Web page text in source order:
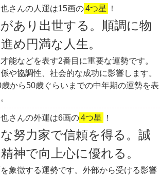
さんの人運は15画の4つ星 ！
があり出世する。順調に物
め円満な人生。
能などを表す2番目に重要な運勢です。
や協調性、社会的な成功に影響します。
から50歳ぐらいまでの中年期の運勢を表
さんの外運は6画の4つ星 ！
努力家で信頼を得る。誠
神で向上心に優れる。
象徴する運勢です。外部から受ける影響